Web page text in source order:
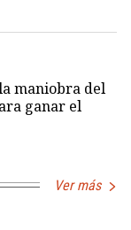
maniobra del
ganar el
Ver más